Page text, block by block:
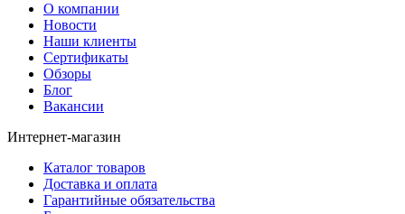
О компании
Новости
Наши клиенты
Сертификаты
Обзоры
Блог
Вакансии
Интернет-магазин
Каталог товаров
Доставка и оплата
Гарантийные обязательства